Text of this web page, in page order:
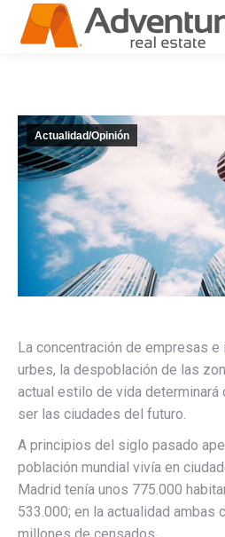
Actualidad/Opinión
La concentración de empresas e
urbes, la despoblación de las
actual estilo de vida determinará
ser las ciudades del futuro.
A principios del siglo pasado
población mundial vivía en
Madrid tenía unos 775.000
533.000; en la actualidad ambas